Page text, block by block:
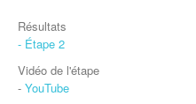
Résultats
- Étape 2
Vidéo de l'étape
- YouTube